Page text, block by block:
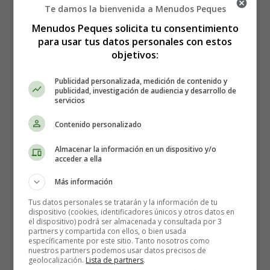
unas personas de otras y permiten que todos pueden
conversar fluidamente. En caso de que loscomensales
sean muchos opta por una mesa ovalada , para evitar
aislar a los que ocupan los asientos de los extremos,
También es importante el
mesa
luz, la ventilación, etc.
Elige unmantel elegante, amplio y colgante
cena opta por color blanco o liso muy claro. Puedes usar
un mantel de plástico transparente para proteger el
mantel.
Te damos la bienvenida a Menudos Peques
Menudos Peques solicita tu consentimiento
para usar tus datos personales con estos
objetivos:
Publicidad personalizada, medición de contenido y
publicidad, investigación de audiencia y desarrollo de
servicios
Contenido personalizado
Almacenar la información en un dispositivo y/o
acceder a ella
Más información
Tus datos personales se tratarán y la información de tu
dispositivo (cookies, identificadores únicos y otros datos en
el dispositivo) podrá ser almacenada y consultada por 3
partners y compartida con ellos, o bien usada
específicamente por este sitio. Tanto nosotros como
nuestros partners podemos usar datos precisos de
geolocalización. Lista de partners.